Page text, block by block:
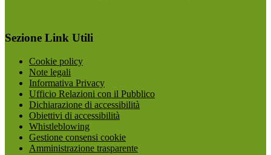
Sezione Link Utili
Cookie policy
Note legali
Informativa Privacy
Ufficio Relazioni con il Pubblico
Dichiarazione di accessibilità
Obiettivi di accessibilità
Whistleblowing
Gestione consensi cookie
Amministrazione trasparente